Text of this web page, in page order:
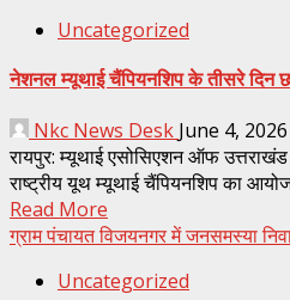
Uncategorized
नेशनल म्यूथाई चैंपियनशिप के तीसरे दिन
Nkc News Desk June 4, 2026
रायपुर: म्यूथाई एसोसिएशन ऑफ
राष्ट्रीय यूथ म्यूथाई चैंपियनशिप का
Read More
ग्राम पंचायत विजयनगर में जनसमस्या
Uncategorized